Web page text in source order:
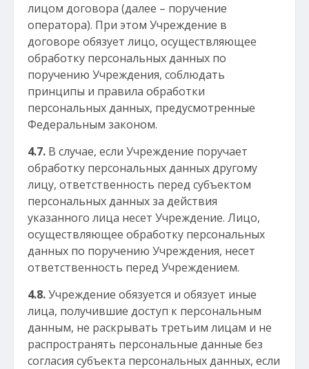
лицом договора (далее – поручение
оператора). При этом Учреждение в
договоре обязует лицо, осуществляющее
обработку персональных данных по
поручению Учреждения, соблюдать
принципы и правила обработки
персональных данных, предусмотренные
Федеральным законом.
4.7. В случае, если Учреждение поручает
обработку персональных данных другому
лицу, ответственность перед субъектом
персональных данных за действия
указанного лица несет Учреждение. Лицо,
осуществляющее обработку персональных
данных по поручению Учреждения, несет
ответственность перед Учреждением.
4.8.Учреждение обязуется и обязует иные
лица, получившие доступ к персональным
данным, не раскрывать третьим лицам и не
распространять персональные данные без
согласия субъекта персональных данных, если